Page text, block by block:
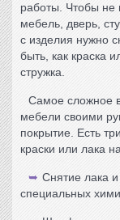
работы. Чтобы не
мебель, дверь,
с изделия нужно
быть, как краска
стружка.
Самое сложное
мебели своими
покрытие. Есть
краски или лака
Снятие лака
специальных